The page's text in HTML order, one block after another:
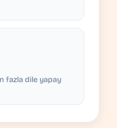
fazla dile yapay